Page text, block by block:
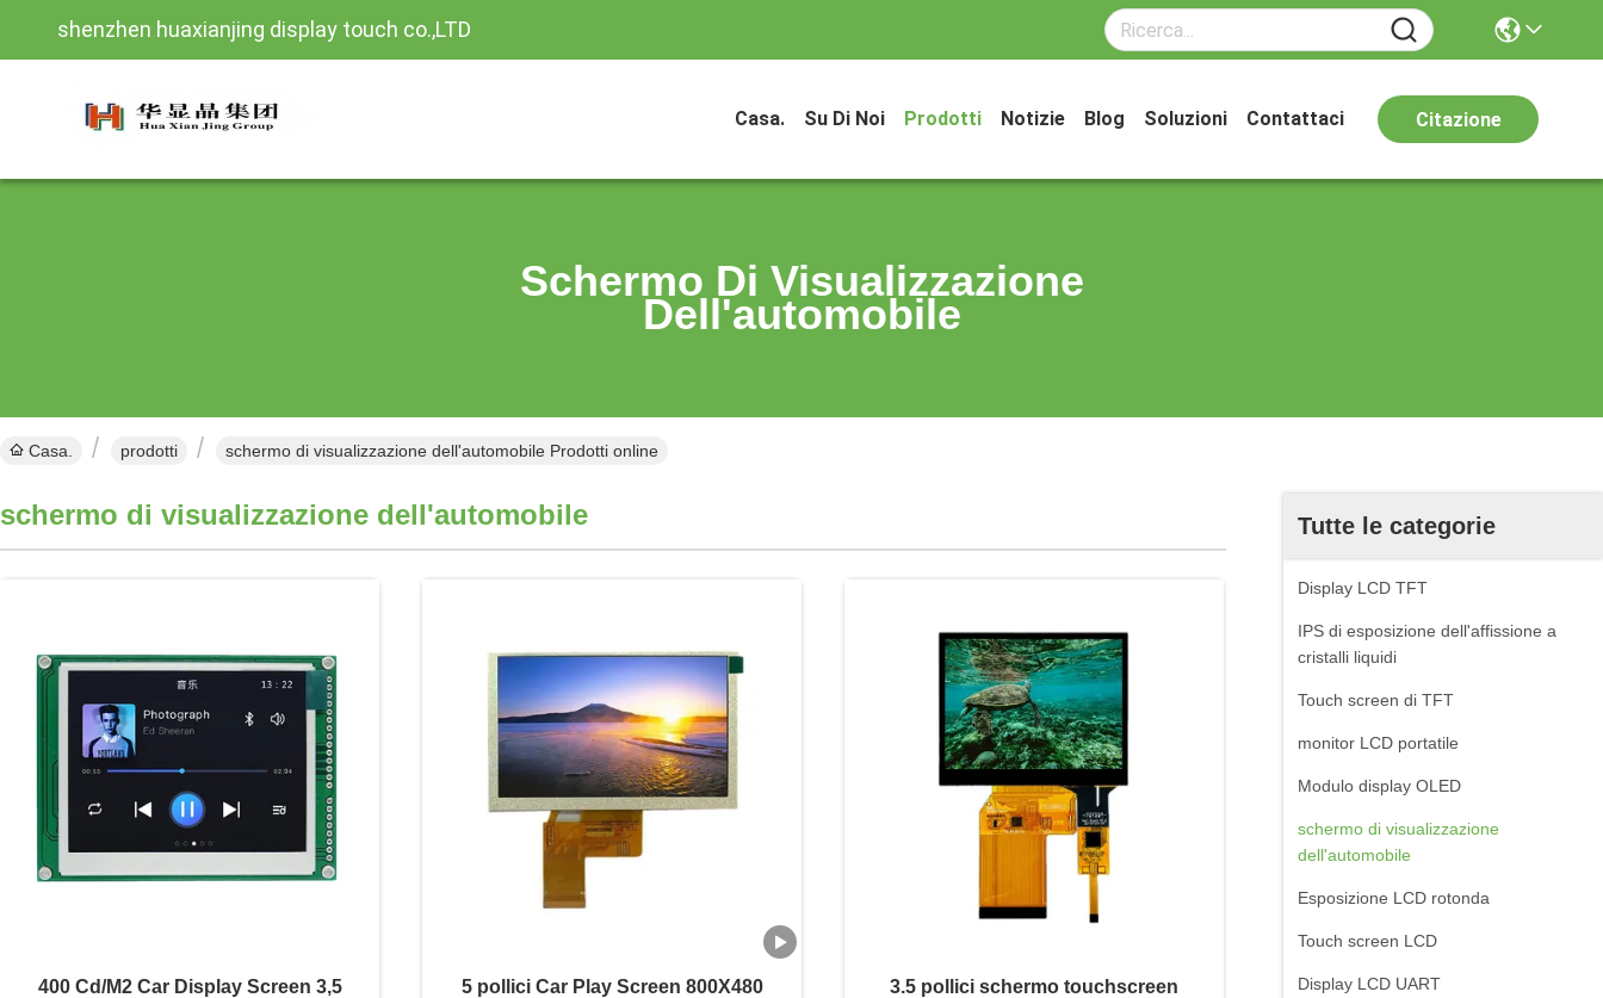
shenzhen huaxianjing display touch co.,LTD
Casa. Su Di Noi Prodotti Notizie Blog Soluzioni Contattaci Citazione
Schermo Di Visualizzazione
Dell'automobile
Casa. prodotti schermo di visualizzazione dell'automobile Prodotti online
Tutte le categorie
Display LCD TFT
IPS di esposizione dell'affissione a
cristalli liquidi
Touch screen di TFT
monitor LCD portatile
Modulo display OLED
schermo di visualizzazione
dell'automobile
Esposizione LCD rotonda
Touch screen LCD
Display LCD UART
schermo di visualizzazione dell'automobile
400 Cd/M2 Car Display Screen 3,5
5 pollici Car Play Screen 800X480
3.5 pollici schermo touchscreen